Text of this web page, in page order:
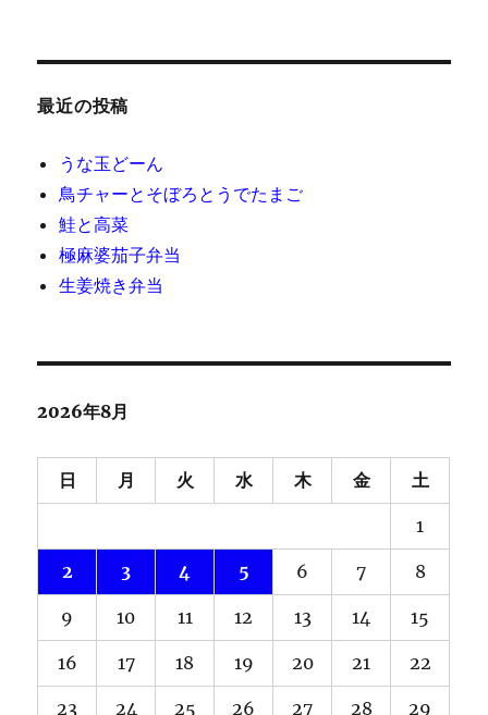
最近の投稿
うな玉どーん
鳥チャーとそぼろとうでたまご
鮭と高菜
極麻婆茄子弁当
生姜焼き弁当
2026年8月
日 月 火 水 木 金 土
1
2 3 4 5 6 7 8
9 10 11 12 13 14 15
16 17 18 19 20 21 22
23 24 25 26 27 28 29